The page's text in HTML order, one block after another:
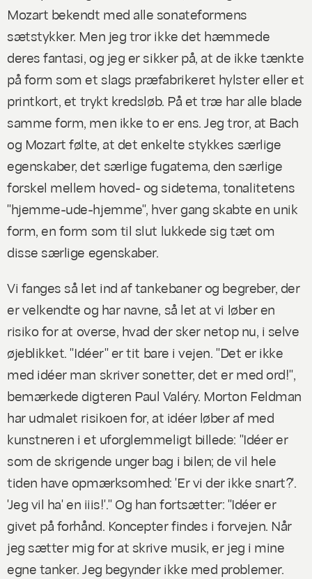
Mozart bekendt med alle sonateformens
sætstykker. Men jeg tror ikke det hæmmede
deres fantasi, og jeg er sikker på, at de ikke tænkte
på form som et slags præfabrikeret hylster eller et
printkort, et trykt kredsløb. På et træ har alle blade
samme form, men ikke to er ens. Jeg tror, at Bach
og Mozart følte, at det enkelte stykkes særlige
egenskaber, det særlige fugatema, den særlige
forskel mellem hoved- og sidetema, tonalitetens
"hjemme-ude-hjemme", hver gang skabte en unik
form, en form som til slut lukkede sig tæt om
disse særlige egenskaber.
Vi fanges så let ind af tankebaner og begreber, der
er velkendte og har navne, så let at vi løber en
risiko for at overse, hvad der sker netop nu, i selve
øjeblikket. "Idéer" er tit bare i vejen. "Det er ikke
med idéer man skriver sonetter, det er med ord!",
bemærkede digteren Paul Valéry. Morton Feldman
har udmalet risikoen for, at idéer løber af med
kunstneren i et uforglemmeligt billede: "Idéer er
som de skrigende unger bag i bilen; de vil hele
tiden have opmærksomhed: 'Er vi der ikke snart?'.
'Jeg vil ha' en iiis!'." Og han fortsætter: "Idéer er
givet på forhånd. Koncepter findes i forvejen. Når
jeg sætter mig for at skrive musik, er jeg i mine
egne tanker. Jeg begynder ikke med problemer.